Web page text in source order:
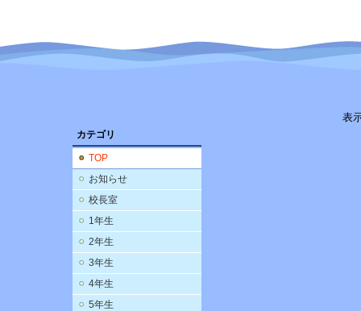
カテゴリ
TOP
お知らせ
校長室
1年生
2年生
3年生
4年生
5年生
表